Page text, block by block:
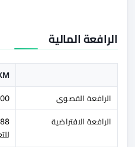
الرافعة المالية
الرافعة القصوى
الرافعة الافتراضية